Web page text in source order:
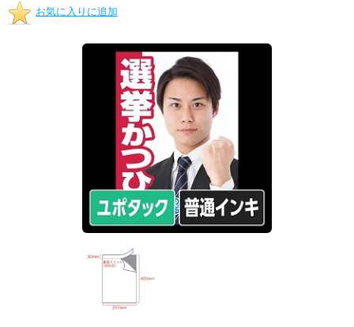
お気に入りに追加